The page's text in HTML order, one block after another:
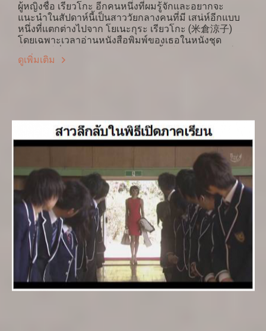
ผู้หญิงชื่อ เรียวโกะ อีกคนหนึ่งที่ผมรู้จักและอยากจะ
แนะนำในสัปดาห์นี้เป็นสาววัยกลางคนที่มี เสน่ห์อีกแบบ
หนึ่งที่แตกต่างไปจาก โยเนะกุระ เรียวโกะ (米倉涼子)
โดยเฉพาะเวลาอ่านหนังสือพิมพ์ของเธอในหนังชุด
โทรทัศน์เรื่อง unfair (アンフェア) นั้นโหดและมีเสน่ห์
มาก เธอผู้นี้จะเป็นใครไปไม่ได้นอกจาก ชิโนะฮะระ เรียว
โด่งดังจนต้องทำงานในร้านซูชิไปพร้อมกันด้วยเพื่อความ
ดูเพิ่มเติม